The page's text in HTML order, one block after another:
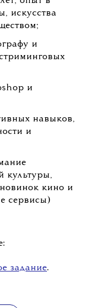
искусства
и
и
навыков,
и
культуры,
кино и
сервисы)
задание.